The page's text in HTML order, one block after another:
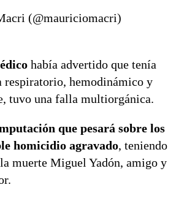
(@mauriciomacri)
había advertido que tenía
respiratorio, hemodinámico y
tuvo una falla multiorgánica.
que pesará sobre los
homicidio agravado, teniendo
muerte Miguel Yadón, amigo y